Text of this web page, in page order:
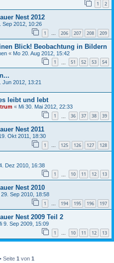
1 2
Nest 2012
Sep 2012, 10:26
1 … 206 207 208 209
Blick! Beobachtung in Bildern
« Mo 20. Aug 2012, 15:42
1 51 52 53 54
Jun 2012, 13:21
leibt und lebt
« Mi 30. Mai 2012, 22:33
1 36 37 38 39
Nest 2011
Okt 2011, 18:30
1 … 125 126 127 128
Dez 2010, 16:38
1 10 11 12 13
Nest 2010
29. Sep 2010, 18:58
1 … 194 195 196 197
Nest 2009 Teil 2
9. Sep 2009, 15:09
1 … 10 11 12 13
Seite 1 von 1